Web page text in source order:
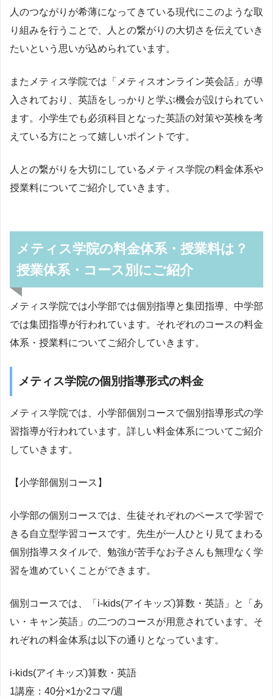
人のつながりが希薄になってきている現代にこのような取
り組みを行うことで、人との繋がりの大切さを伝えていき
たいという思いが込められています。
またメティス学院では「メティスオンライン英会話」が導
入されており、英語をしっかりと学ぶ機会が設けられてい
ます。小学生でも必須科目となった英語の対策や英検を考
えている方にとって嬉しいポイントです。
人との繋がりを大切にしているメティス学院の料金体系や
授業料についてご紹介していきます。
メティス学院の料金体系・授業料は？
授業体系・コース別にご紹介
メティス学院では小学部では個別指導と集団指導、中学部
では集団指導が行われています。それぞれのコースの料金
体系・授業料についてご紹介していきます。
メティス学院の個別指導形式の料金
メティス学院では、小学部個別コースで個別指導形式の学
習指導が行われています。詳しい料金体系についてご紹介
していきます。
【小学部個別コース】
小学部の個別コースでは、生徒それぞれのペースで学習で
きる自立型学習コースです。先生が一人ひとり見てまわる
個別指導スタイルで、勉強が苦手なお子さんも無理なく学
習を進めていくことができます。
個別コースでは、「i-kids(アイキッズ)算数・英語」と「あ
い・キャン英語」の二つのコースが用意されています。そ
れぞれの料金体系は以下の通りとなっています。
i-kids(アイキッズ)算数・英語
1講座：40分×1か2コマ/週